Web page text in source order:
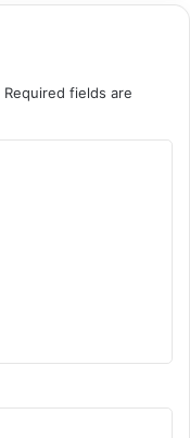
Required fields are